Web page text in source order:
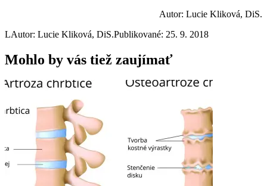
Autor: Lucie Kliková, DiS.
LAutor: Lucie Kliková, DiS.Publikované: 25. 9. 2018
Mohlo by vás tiež zaujímať